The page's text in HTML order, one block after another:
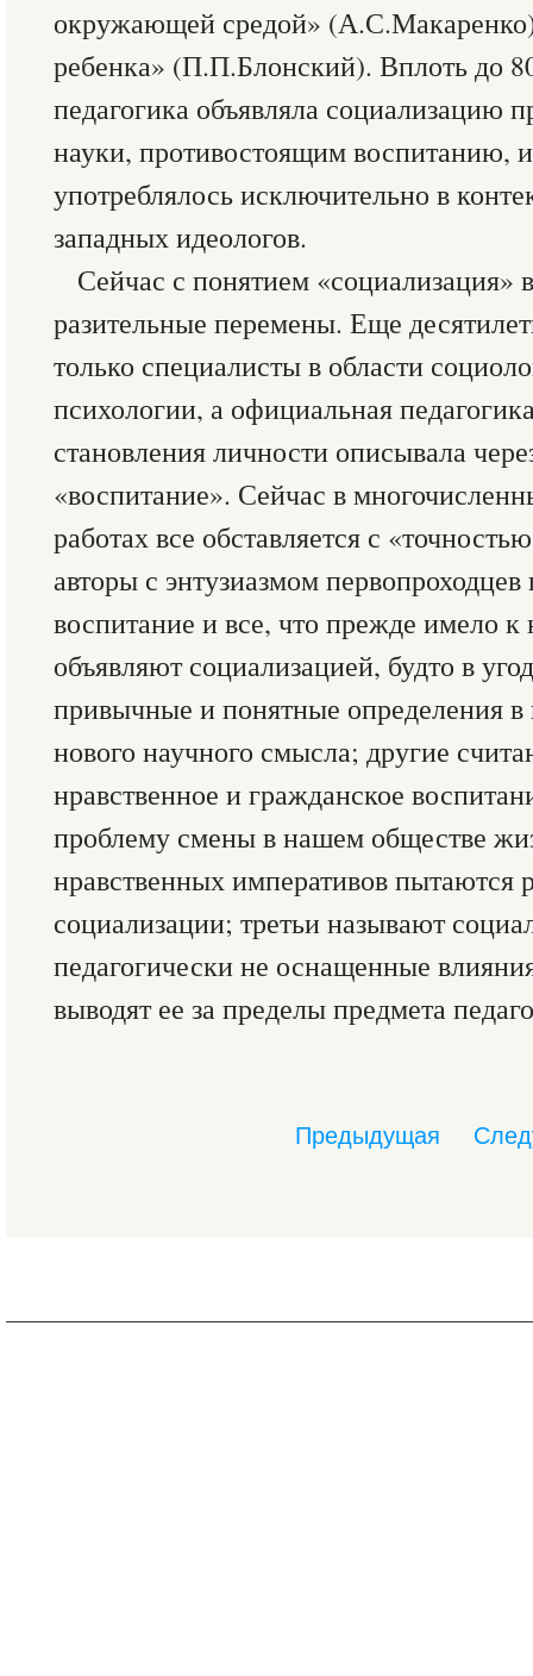
окружающей средой»
ребенка» (П.П.Блонский). Вплоть до
педагогика объявляла социализацию
науки, противостоящим воспитанию,
употреблялось исключительно в
западных идеологов.
Сейчас с понятием «социализация»
разительные перемены. Еще
только специалисты в области
психологии, а официальная
становления личности описывала
«воспитание». Сейчас в
работах все обставляется с
авторы с энтузиазмом
воспитание и все, что прежде имело
объявляют социализацией, будто в
привычные и понятные определения в
нового научного смысла; другие
нравственное и гражданское
проблему смены в нашем обществе
нравственных императивов пытаются
социализации; третьи называют
педагогически не оснащенные
выводят ее за пределы предмета
Предыдущая